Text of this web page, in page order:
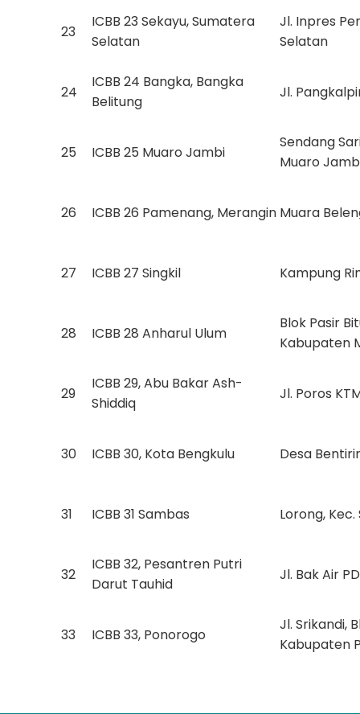
23
ICBB 23 Sekayu, Sumatera
Selatan
Jl. Inpres
Selatan
24
ICBB 24 Bangka, Bangka
Belitung
Jl.
25 ICBB 25 Muaro Jambi
Sendang
Muaro
26 ICBB 26 Pamenang, Merangin Muara
27 ICBB 27 Singkil Kampung
28 ICBB 28 Anharul Ulum
Blok Pasir
Kabupaten
29
ICBB 29, Abu Bakar Ash-
Shiddiq
Jl. Poros
30 ICBB 30, Kota Bengkulu Desa
31 ICBB 31 Sambas Lorong,
32
ICBB 32, Pesantren Putri
Darut Tauhid
Jl. Bak Air
33 ICBB 33, Ponorogo
Jl. Srikandi,
Kabupaten